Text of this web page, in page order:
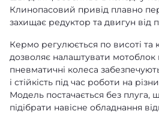
Клинопасовий привід плавно
захищає редуктор та двигун від
Кермо регулюється по висоті та
дозволяє налаштувати мотоблок
пневматичні колеса
і стійкість під час роботи на
Модель постачається без плуга,
підібрати навісне обладнання